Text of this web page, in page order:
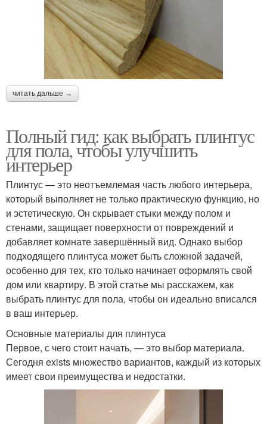
читать дальше →
Полный гид: как выбрать плинтус
для пола, чтобы улучшить
интерьер
Плинтус — это неотъемлемая часть любого интерьера,
который выполняет не только практическую функцию, но
и эстетическую. Он скрывает стыки между полом и
стенами, защищает поверхности от повреждений и
добавляет комнате завершённый вид. Однако выбор
подходящего плинтуса может быть сложной задачей,
особенно для тех, кто только начинает оформлять свой
дом или квартиру. В этой статье мы расскажем, как
выбрать плинтус для пола, чтобы он идеально вписался
в ваш интерьер.
Основные материалы для плинтуса
Первое, с чего стоит начать, — это выбор материала.
Сегодня exists множество вариантов, каждый из которых
имеет свои преимущества и недостатки.